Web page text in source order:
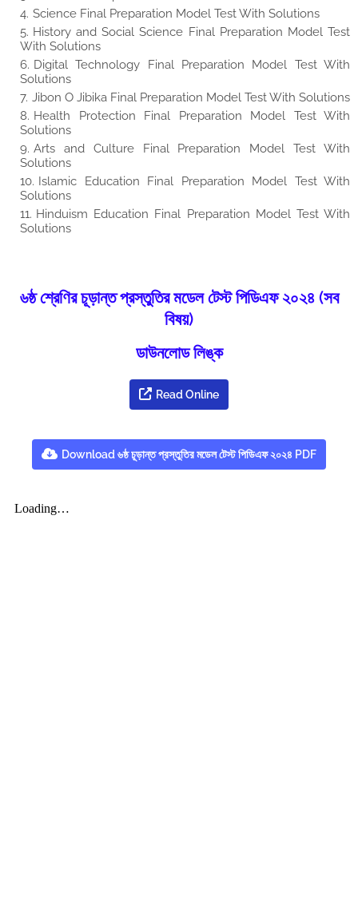
Science Final Preparation Model Test With Solutions
History and Social Science Final Preparation Model Test
With Solutions
Digital Technology Final Preparation Model Test With
Solutions
Jibon O Jibika Final Preparation Model Test With Solutions
Health Protection Final Preparation Model Test With
Solutions
Arts and Culture Final Preparation Model Test With
Solutions
Islamic Education Final Preparation Model Test With
Solutions
Hinduism Education Final Preparation Model Test With
Solutions
৬ষ্ঠ শ্রেণির চূড়ান্ত প্রস্তুতির মডেল টেস্ট পিডিএফ ২০২৪ (সব
বিষয়)
ডাউনলোড লিঙ্ক
Read Online
Download ৬ষ্ঠ চূড়ান্ত প্রস্তুতির মডেল টেস্ট পিডিএফ ২০২৪ PDF